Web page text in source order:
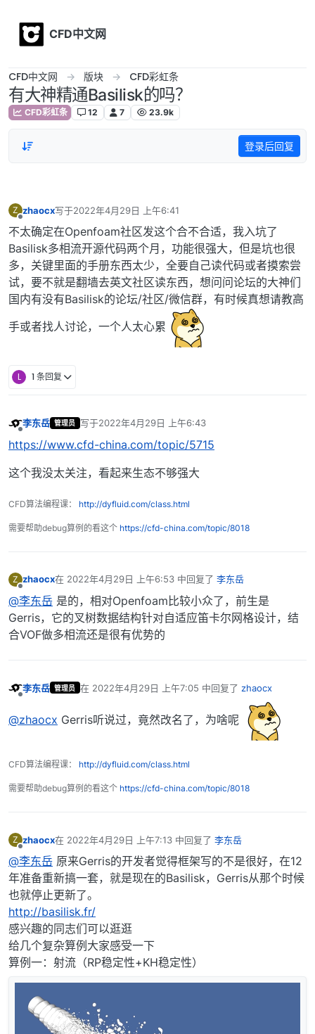
CFD中文网
CFD中文网 版块 CFD彩虹条
有大神精通Basilisk的吗？
CFD彩虹条 12 7 23.9k
登录后回复
Z
离线
zhaocx写于2022年4月29日 上午6:41
最后由 编辑
不太确定在Openfoam社区发这个合不合适，我入坑了
Basilisk多相流开源代码两个月，功能很强大，但是坑也很
多，关键里面的手册东西太少，全要自己读代码或者摸索尝
试，要不就是翻墙去英文社区读东西，想问问论坛的大神们
国内有没有Basilisk的论坛/社区/微信群，有时候真想请教高
手或者找人讨论，一个人太心累
L 1 条回复
李东岳 管理员 写于2022年4月29日 上午6:43
最后由 编辑
https://www.cfd-china.com/topic/5715
这个我没太关注，看起来生态不够强大
CFD算法编程课： http://dyfluid.com/class.html
需要帮助debug算例的看这个 https://cfd-china.com/topic/8018
Z zhaocx在 2022年4月29日 上午6:53 中回复了 李东岳
最后由 编辑
@李东岳 是的，相对Openfoam比较小众了，前生是
Gerris，它的叉树数据结构针对自适应笛卡尔网格设计，结
合VOF做多相流还是很有优势的
李东岳 管理员 在 2022年4月29日 上午7:05 中回复了 zhaocx
最后由 编辑
@zhaocx Gerris听说过，竟然改名了，为啥呢
CFD算法编程课： http://dyfluid.com/class.html
需要帮助debug算例的看这个 https://cfd-china.com/topic/8018
Z
离线
zhaocx在 2022年4月29日 上午7:13 中回复了 李东岳
最后由 编辑
@李东岳 原来Gerris的开发者觉得框架写的不是很好，在12
年准备重新搞一套，就是现在的Basilisk，Gerris从那个时候
也就停止更新了。
http://basilisk.fr/
感兴趣的同志们可以逛逛
给几个复杂算例大家感受一下
算例一：射流（RP稳定性+KH稳定性）